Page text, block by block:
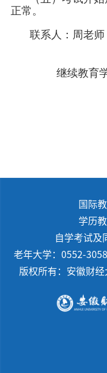
正常。
联系人：周老师
继续教育
国际
学历
自学考试及
老年大学：0552-
版权所有：安徽财